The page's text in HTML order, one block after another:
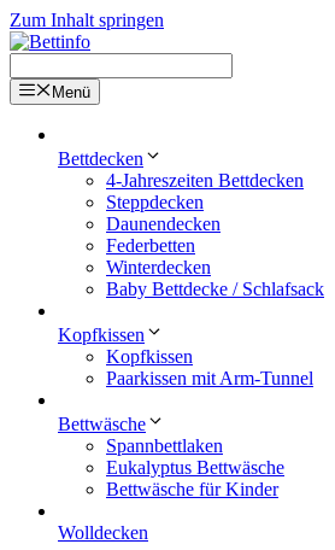
Zum Inhalt springen
Menü
Bettdecken
4-Jahreszeiten Bettdecken
Steppdecken
Daunendecken
Federbetten
Winterdecken
Baby Bettdecke / Schlafsack
Kopfkissen
Kopfkissen
Paarkissen mit Arm-Tunnel
Bettwäsche
Spannbettlaken
Eukalyptus Bettwäsche
Bettwäsche für Kinder
Wolldecken